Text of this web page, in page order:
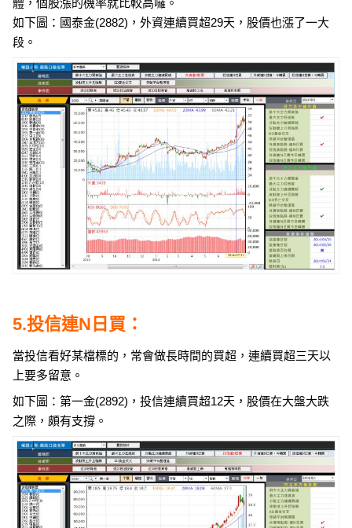
體，個股漲的機率就比較高囉。
如下圖：國泰金(2882)，外資連續買超29天，股價也漲了一大
段。
5.投信連N日買：
當投信看好某檔標的，常會做長時間的買超，連續買超三天以
上要多留意。
如下圖：第一金(2892)，投信連續買超12天，股價在大盤大跌
之際，頗有支撐。